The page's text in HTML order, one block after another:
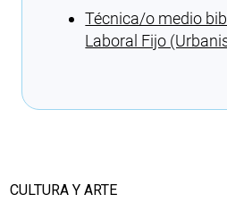
Técnica/o medio
Laboral Fijo
CULTURA Y ARTE